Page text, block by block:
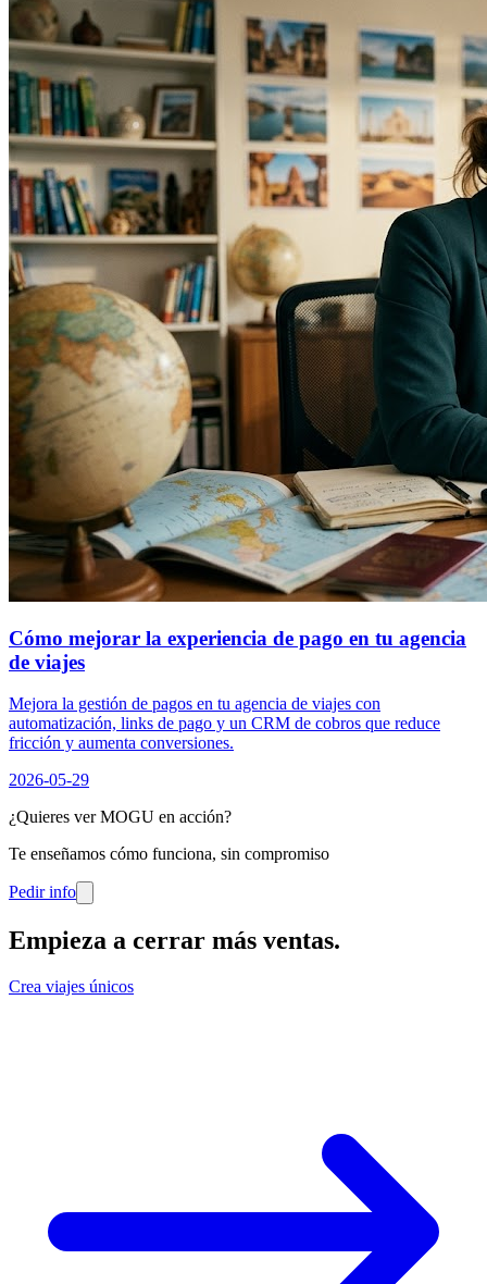
Cómo mejorar la experiencia de pago en tu agencia
de viajes
Mejora la gestión de pagos en tu agencia de viajes con
automatización, links de pago y un CRM de cobros que reduce
fricción y aumenta conversiones.
2026-05-29
¿Quieres ver MOGU en acción?
Te enseñamos cómo funciona, sin compromiso
Pedir info
Empieza a cerrar más ventas.
Crea viajes únicos